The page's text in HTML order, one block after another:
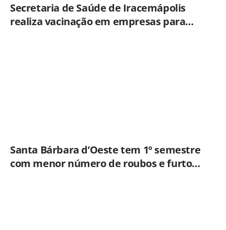
Secretaria de Saúde de Iracemápolis
realiza vacinação em empresas para
Santa Bárbara d’Oeste tem 1º semestre
com menor número de roubos e furtos